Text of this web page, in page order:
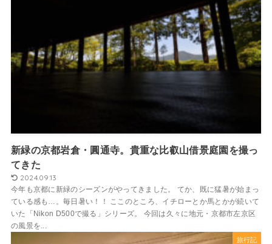
新緑の京都岩倉・圓通寺。貴重な比叡山借景庭園を撮っ
てきた
2024.09.13
今年も京都に新緑のシーズンがやってきました。 てか、既に猛暑が始まっ
ている感も…。毎日暑い！！ ここのところ、イチローとか馬とかが続いて
いた「Nikon D500で撮る」シリーズ。 今回は久々に地元・京都市左京区
の風景を...
旅行記